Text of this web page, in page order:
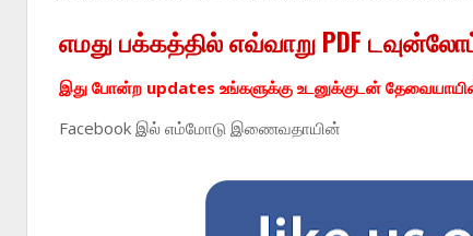
எமது பக்கத்தில் எவ்வாறு PDF
இது போன்ற updates உங்களுக்கு உடனுக்குடன்
Facebook இல் எம்மோடு இணைவதாயின்